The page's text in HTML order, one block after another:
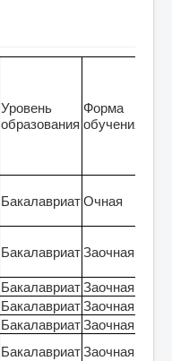
Уровень
образования
Форма
обучения
БакалавриатОчная
БакалавриатЗаочная
БакалавриатЗаочная
БакалавриатЗаочная
БакалавриатЗаочная
БакалавриатЗаочная